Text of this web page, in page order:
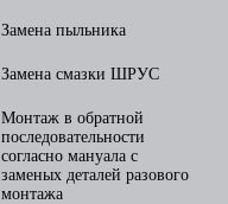
Замена пыльника
Замена смазки ШРУС
Монтаж в обратной
последовательности
согласно мануала с
заменых деталей разового
монтажа